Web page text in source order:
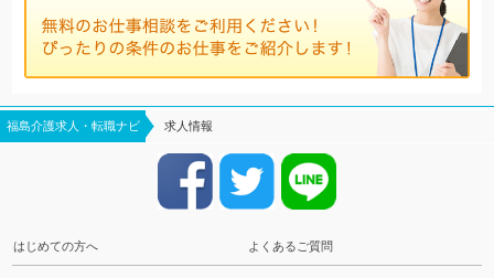
福島介護求人・転職ナビ 求人情報
はじめての方へ よくあるご質問